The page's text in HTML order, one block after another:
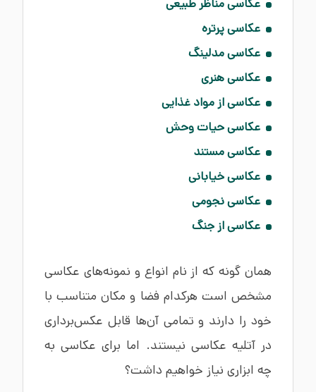
عکاسی پرتره
عکاسی مدلینگ
عکاسی هنری
عکاسی از مواد غذایی
عکاسی حیات‌ وحش
عکاسی مستند
عکاسی خیابانی
عکاسی نجومی
عکاسی از جنگ
همان گونه که از نام انواع و نمونه‌های عکاسی
مشخص است هرکدام فضا و مکان متناسب با
خود را دارند و تمامی آن‌ها قابل عکس‌برداری
در آتلیه عکاسی نیستند. اما برای عکاسی به
چه ابزاری نیاز خواهیم داشت؟